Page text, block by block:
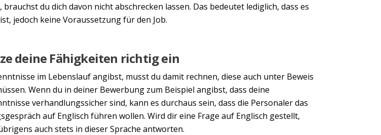
du dich davon nicht abschrecken lassen. Das bedeutet lediglich, dass es
jedoch keine Voraussetzung für den Job.
deine Fähigkeiten richtig ein
im Lebenslauf angibst, musst du damit rechnen, diese auch unter Beweis
Wenn du in deiner Bewerbung zum Beispiel angibst, dass deine
verhandlungssicher sind, kann es durchaus sein, dass die Personaler das
auf Englisch führen wollen. Wird dir eine Frage auf Englisch gestellt,
auch stets in dieser Sprache antworten.